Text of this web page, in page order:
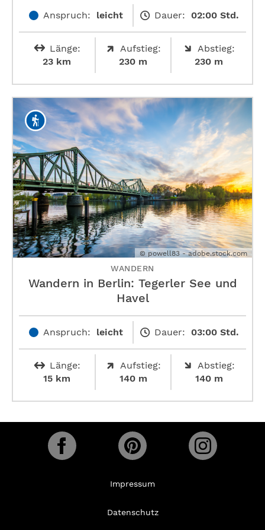
Anspruch: leicht Dauer: 02:00 Std.
Länge:
23 km
Aufstieg:
230 m
Abstieg:
230 m
© powell83 - adobe.stock.com
WANDERN
Wandern in Berlin: Tegerler See und
Havel
Anspruch: leicht Dauer: 03:00 Std.
Länge:
15 km
Aufstieg:
140 m
Abstieg:
140 m
Impressum
Datenschutz